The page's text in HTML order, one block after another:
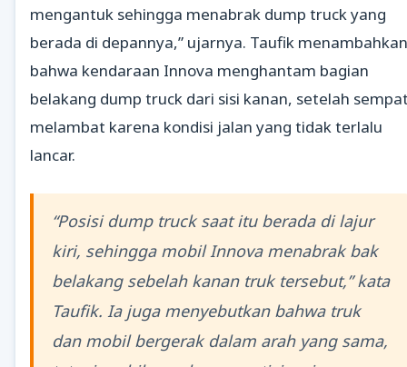
mengantuk sehingga menabrak dump truck yang
berada di depannya,” ujarnya. Taufik menambahkan
bahwa kendaraan Innova menghantam bagian
belakang dump truck dari sisi kanan, setelah
melambat karena kondisi jalan yang tidak terlalu
lancar.
“Posisi dump truck saat itu berada di lajur
kiri, sehingga mobil Innova menabrak bak
belakang sebelah kanan truk tersebut,” kata
Taufik. Ia juga menyebutkan bahwa truk
dan mobil bergerak dalam arah yang sama,